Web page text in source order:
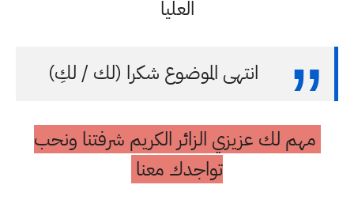
العليا
انتهى الموضوع شكرا (لك / لكِ)
مهم لك عزيزي الزائر الكريم شرفتنا ونحب
تواجدك معنا